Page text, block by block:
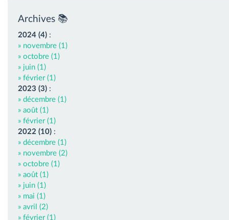
Archives 📚
2024 (4) :
» novembre (1)
» octobre (1)
» juin (1)
» février (1)
2023 (3) :
» décembre (1)
» août (1)
» février (1)
2022 (10) :
» décembre (1)
» novembre (2)
» octobre (1)
» août (1)
» juin (1)
» mai (1)
» avril (2)
» février (1)